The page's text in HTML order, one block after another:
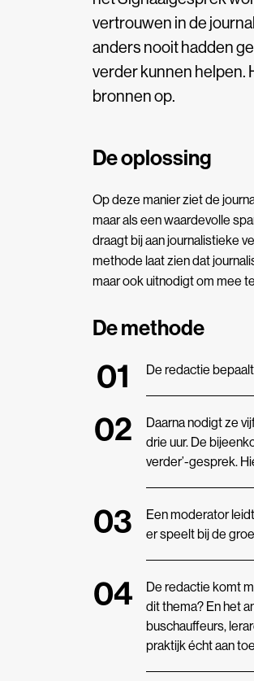
vertrouwen in de
anders nooit hadden
verder kunnen helpen.
bronnen op.
De oplossing
Op deze manier ziet de
maar als een waardevolle
draagt bij aan journalistieke
methode laat zien dat
maar ook uitnodigt om mee
De methode
De redactie
Daarna nodigt ze
drie uur. De
verder’-gesprek.
Een moderator
er speelt bij de
De redactie komt
dit thema? En het
buschauffeurs,
praktijk écht aan